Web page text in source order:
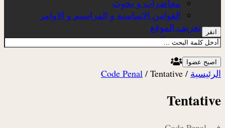
محاضرات و بحوث
القوانين الاساسية و المراسيم و الاوامر
تعريف الموقع
عن الموقع
انقر
اصبح عضوا
الرئيسية /
Code Penal / Tentative
Tentative